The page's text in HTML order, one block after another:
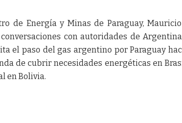
de Energía y Minas de Paraguay,
con autoridades de
el paso del gas argentino por Paraguay
de cubrir necesidades energéticas en
en Bolivia.